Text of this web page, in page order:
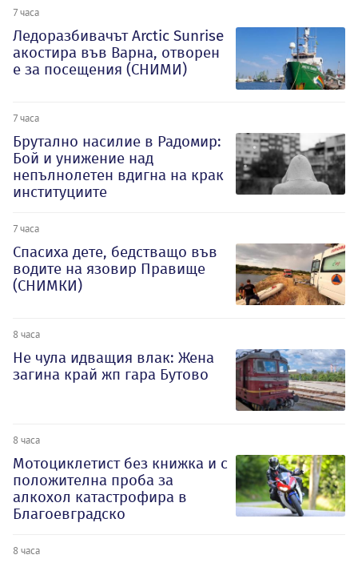
7 часа
Ледоразбивачът Arctic Sunrise
акостира във Варна, отворен
е за посещения (СНИМИ)
7 часа
Брутално насилие в Радомир:
Бой и унижение над
непълнолетен вдигна на крак
институциите
7 часа
Спасиха дете, бедстващо във
водите на язовир Правище
(СНИМКИ)
8 часа
Не чула идващия влак: Жена
загина край жп гара Бутово
8 часа
Мотоциклетист без книжка и с
положителна проба за
алкохол катастрофира в
Благоевградско
8 часа